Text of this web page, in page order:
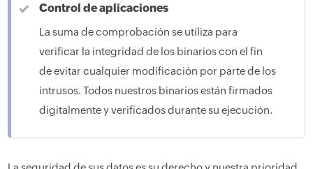
Control de aplicaciones
La suma de comprobación se utiliza para
verificar la integridad de los binarios con el fin
de evitar cualquier modificación por parte de los
intrusos. Todos nuestros binarios están firmados
digitalmente y verificados durante su ejecución.